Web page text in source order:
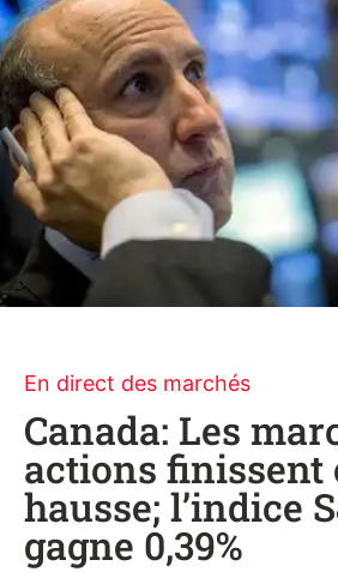
En direct des marchés
Canada: Les
actions finissent
hausse; l’indice
gagne 0,39%